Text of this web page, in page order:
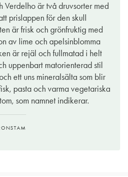
Verdelho är två druvsorter med
prislappen för den skull
är frisk och grönfruktig med
av lime och apelsinblomma
är rejäl och fullmatad i helt
uppenbart matorienterad stil
ett uns mineralsälta som blir
pasta och varma vegetariska
som namnet indikerar.